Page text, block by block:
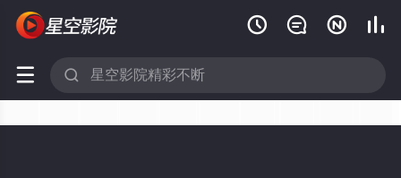
   
 